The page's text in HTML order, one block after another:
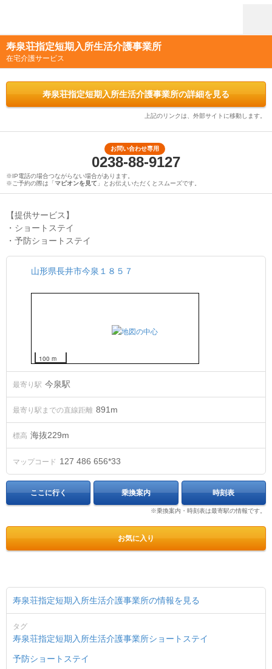
寿泉荘指定短期入所生活介護事業所
在宅介護サービス
寿泉荘指定短期入所生活介護事業所の詳細を見る
上記のリンクは、外部サイトに移動します。
お問い合わせ専用
0238-88-9127
※IP電話の場合つながらない場合があります。
※ご予約の際は「マピオンを見て 」とお伝えいただくとスムーズです。
【提供サービス】
・ショートステイ
・予防ショートステイ
山形県長井市今泉１８５７
100 m
最寄り駅 今泉駅
最寄り駅までの直線距離 891m
標高 海抜229m
マップコード 127 486 656*33
ここに行く 乗換案内 時刻表
※乗換案内・時刻表は最寄駅の情報です。
お気に入り
寿泉荘指定短期入所生活介護事業所の情報を見る
タグ
寿泉荘指定短期入所生活介護事業所ショートステイ
予防ショートステイ